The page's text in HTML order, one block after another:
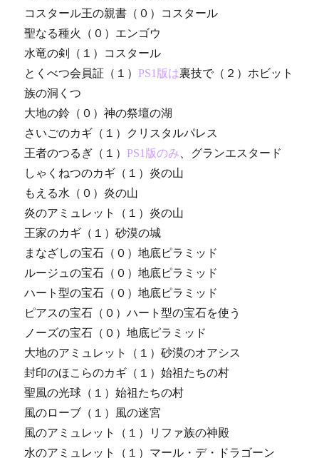
コスタール王の親書（０）コスタール
聖なる種火（０）エンゴウ
水竜の剣（１）コスタール
とくべつ会員証（１）PS1版は裏技で（２）ホビット
族の洞くつ
大地の鈴（０）神の祭壇の湖
さいごのカギ（１）クリスタルパレス
王者のつるぎ（１）PS1版のみ 、グランエスタード
しゃくねつのカギ（１）炎の山
もえる水（０）炎の山
炎のアミュレット（１）炎の山
王家のカギ（１）砂漠の城
まなざしの宝石（０）地底ピラミッド
ルージュの宝石（０）地底ピラミッド
ハート型の宝石（０）地底ピラミッド
ピアスの宝石（０）ハート型の宝石を使う
ノーズの宝石（０）地底ピラミッド
大地のアミュレット（１）砂漠のオアシス
封印のほこらのカギ（１）始祖たちの村
聖風の光球（１）始祖たちの村
風のローブ（１）風の迷宮
風のアミュレット（１）リファ族の神殿
水のアミュレット（１）マール・デ・ドラゴーン